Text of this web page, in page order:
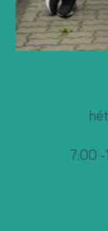
7:00 -